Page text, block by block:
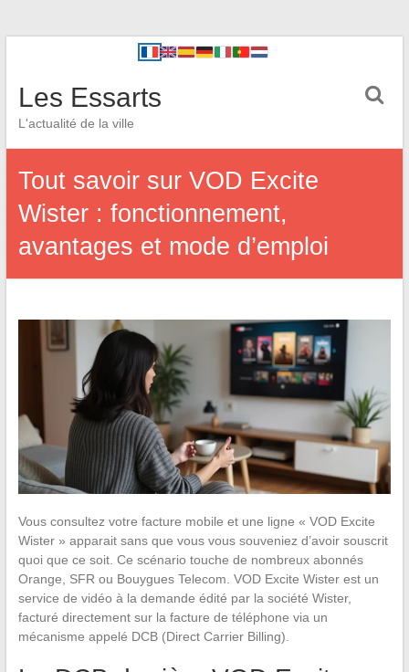
Les Essarts
L'actualité de la ville
Tout savoir sur VOD Excite
Wister : fonctionnement,
avantages et mode d’emploi
Vous consultez votre facture mobile et une ligne « VOD Excite
Wister » apparait sans que vous vous souveniez d’avoir souscrit
quoi que ce soit. Ce scénario touche de nombreux abonnés
Orange, SFR ou Bouygues Telecom. VOD Excite Wister est un
service de vidéo à la demande édité par la société Wister,
facturé directement sur la facture de téléphone via un
mécanisme appelé DCB (Direct Carrier Billing).